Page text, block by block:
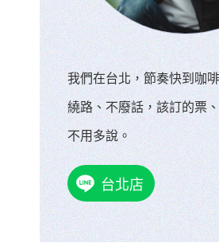
我們在台北，節奏快到咖
繞路、不廢話，該訂的票
不用多說。
台北店